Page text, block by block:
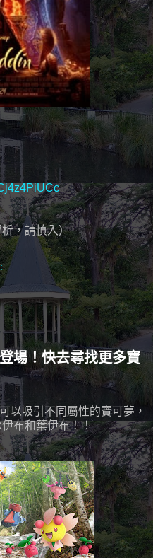
析，請慎入）
場！快去尋找更多寶
以吸引不同屬性的寶可夢，
布和葉伊布！！